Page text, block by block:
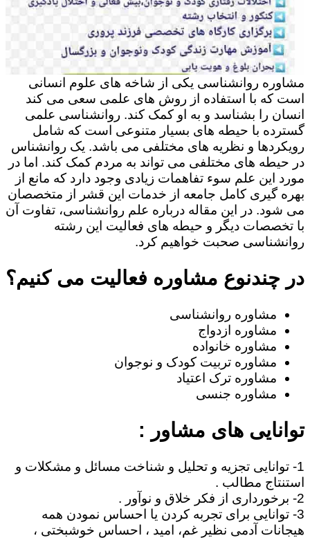
مشاوره روانشناسی یکی از شاخه های علوم انسانی
است که با استفاده از روش های علمی سعی می کند
انسان را بشناسد و به او کمک کند. روانشناسی علمی
گسترده با حیطه های بسیار متنوعی است که شامل
رویکردها و نظریه های مختلفی می باشد. یک روانشناس
در حیطه های مختلفی می تواند به مردم کمک کند. اما در
مورد این علم سوء تفاهمات زیادی وجود دارد که مانع از
بهره گیری کامل جامعه از خدمات این قشر از متخصصان
می شود. در این مقاله درباره علم روانشناسی، تفاوت آن
با تخصصات دیگر و حیطه های فعالیت این رشته
روانشناسی صحبت خواهیم کرد.
در چندنوع مشاوره فعالیت می کنیم؟
مشاوره روانشناسی
مشاوره ازدواج
مشاوره خانواده
مشاوره تربیت کودک و نوجوان
مشاوره ترک اعتیاد
مشاوره جنسی
توانایی های مشاور :
1- توانایی تجزیه و تحلیل و شناخت مسائل و مشکلات و
استنتاج مطالب .
2- برخورداری از فکر خلاق و نوآور .
3- توانایی برای تجربه کردن یا احساس نمودن همه
هیجانات آدمی نظیر غم، امید ، احساس خوشبختی ،